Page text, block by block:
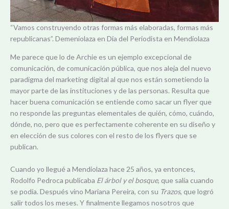
“Vamos construyendo otras formas más elaboradas, formas más
republicanas”. Demeniolaza en Día del Periodista en Mendiolaza
Me parece que lo de Archie es un ejemplo excepcional de
comunicación, de comunicación pública, que nos aleja del nuevo
paradigma del marketing digital al que nos están sometiendo la
mayor parte de las instituciones y de las personas. Resulta que
hacer buena comunicación se entiende como sacar un flyer que
no responde las preguntas elementales de quién, cómo, cuándo,
dónde, no, pero que es perfectamente coherente en su diseño y
en elección de sus colores con el resto de los flyers que se
publican.
Cuando yo llegué a Mendiolaza hace 25 años, ya entonces,
Rodolfo Pedroca publicaba El árbol y el bosque, que salía cuando
se podía. Después vino Mariana Pereira, con su Trazos, que logró
salir todos los meses. Y finalmente llegamos nosotros que